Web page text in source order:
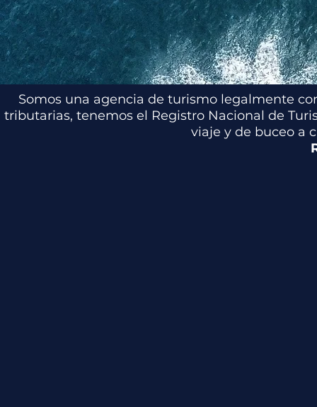
Somos una agencia de turismo legalmente
tributarias, tenemos el Registro Nacional de
viaje y de buceo a